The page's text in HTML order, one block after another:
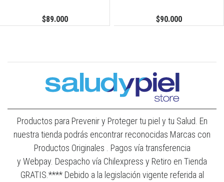
$89.000 $90.000
Productos para Prevenir y Proteger tu piel y tu Salud. En
nuestra tienda podrás encontrar reconocidas Marcas con
Productos Originales . Pagos vía transferencia
y Webpay. Despacho vía Chilexpress y Retiro en Tienda
GRATIS.**** Debido a la legislación vigente referida al